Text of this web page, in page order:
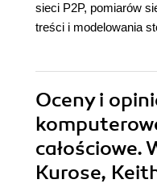
sieci P2P, pomiarów
treści i modelowania
Oceny i
całościowe.
Kurose,